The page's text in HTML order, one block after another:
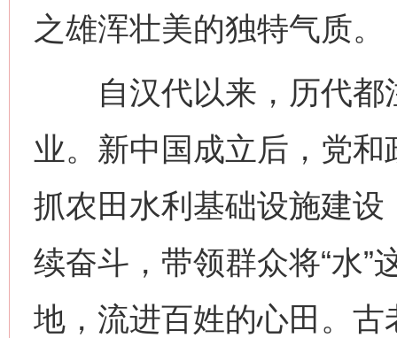
之雄浑壮美的独特气质。
自汉代以来，历代都
业。新中国成立后，党
抓农田水利基础设施建
续奋斗，带领群众将“水”
地，流进百姓的心田。